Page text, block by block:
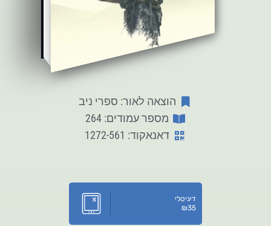
הוצאה לאור: ספרי ניב
מספר עמודים: 264
דאנאקוד: 1272-561
דיגיטלי
₪35